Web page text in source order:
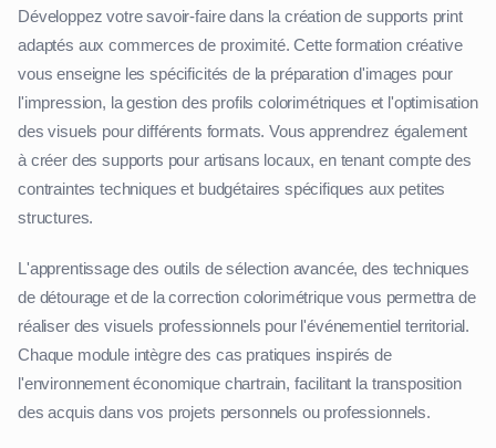
Développez votre savoir-faire dans la création de supports print
adaptés aux commerces de proximité. Cette formation créative
vous enseigne les spécificités de la préparation d'images pour
l'impression, la gestion des profils colorimétriques et l'optimisation
des visuels pour différents formats. Vous apprendrez également
à créer des supports pour artisans locaux, en tenant compte des
contraintes techniques et budgétaires spécifiques aux petites
structures.
L'apprentissage des outils de sélection avancée, des techniques
de détourage et de la correction colorimétrique vous permettra de
réaliser des visuels professionnels pour l'événementiel territorial.
Chaque module intègre des cas pratiques inspirés de
l'environnement économique chartrain, facilitant la transposition
des acquis dans vos projets personnels ou professionnels.